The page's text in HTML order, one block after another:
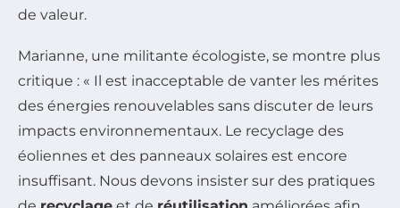
de valeur.
Marianne, une militante écologiste, se montre plus
critique : « Il est inacceptable de vanter les mérites
des énergies renouvelables sans discuter de leurs
impacts environnementaux. Le recyclage des
éoliennes et des panneaux solaires est encore
insuffisant. Nous devons insister sur des pratiques